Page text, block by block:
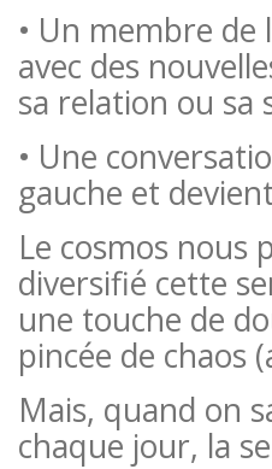
• Un membre
avec des
sa relation ou sa
• Une
gauche et
Le cosmos nous
diversifié cette
une touche de
pincée de chaos
Mais, quand on
chaque jour, la